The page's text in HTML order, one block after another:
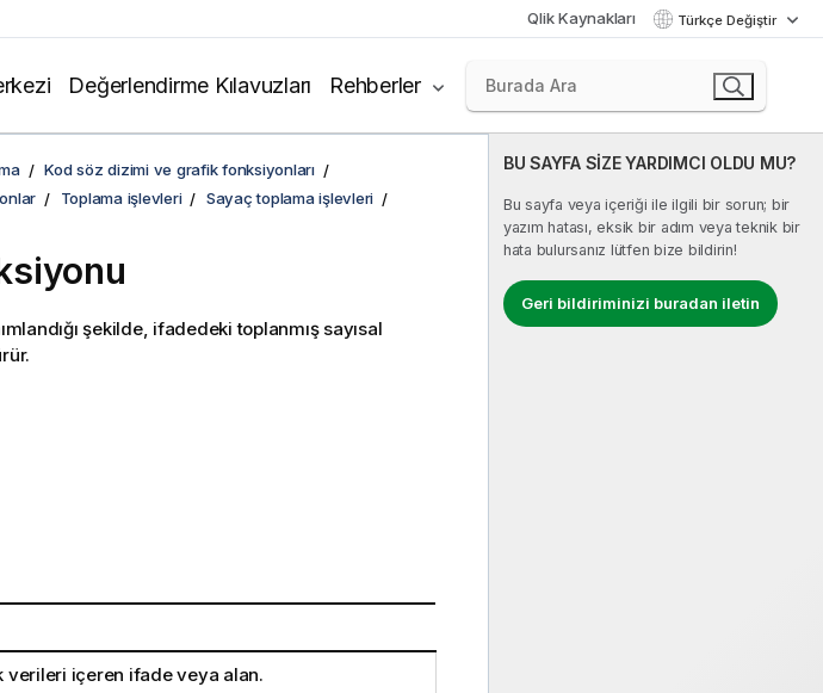
Qlik Kaynakları Türkçe Değiştir
Değerlendirme Kılavuzları Rehberler
BU SAYFA SİZE YARDIMCI OLDU MU?
Bu sayfa veya içeriği ile ilgili bir sorun; bir
yazım hatası, eksik bir adım veya teknik bir
hata bulursanız lütfen bize bildirin!
Geri bildiriminizi buradan iletin
Kod söz dizimi ve grafik fonksiyonları
Toplama işlevleri Sayaç toplama işlevleri
şekilde, ifadedeki toplanmış sayısal
verileri içeren ifade veya alan.